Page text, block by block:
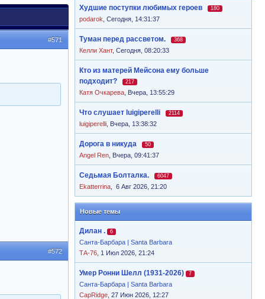
Худшие поступки любимых героев 180
podarok Сегодня, 14:31:37
Туман перед рассветом. 368
Келли Хант, Сегодня, 08:20:33
Кто из матерей Мейсона ему больше
подходит?
217
Катя Очкарева Вчера, 13:55:29
Что слушает luigiperelli 2114
luigiperelli Вчера, 13:38:32
Дорога в никуда 50
Angel Ren Вчера, 09:41:37
Седьмая Болталка. 6047
Ekatterrina 6 Авг 2026, 21:20
Новые темы
Дилан . 6
Санта-Барбара | Santa Barbara
ТА-76 , 1 Июл 2026, 21:24
Умер Ронни Шелл (1931-2026) 7
Санта-Барбара | Santa Barbara
CapRidge , 27 Июн 2026, 12:27
#571
#572